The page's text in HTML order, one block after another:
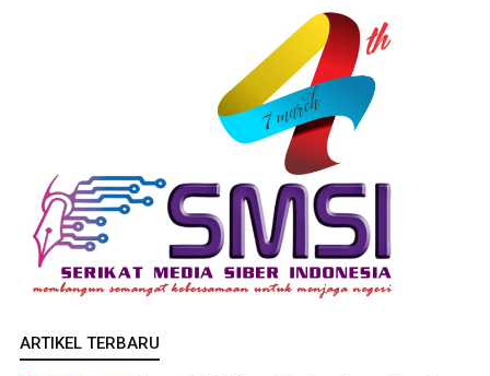
ARTIKEL TERBARU